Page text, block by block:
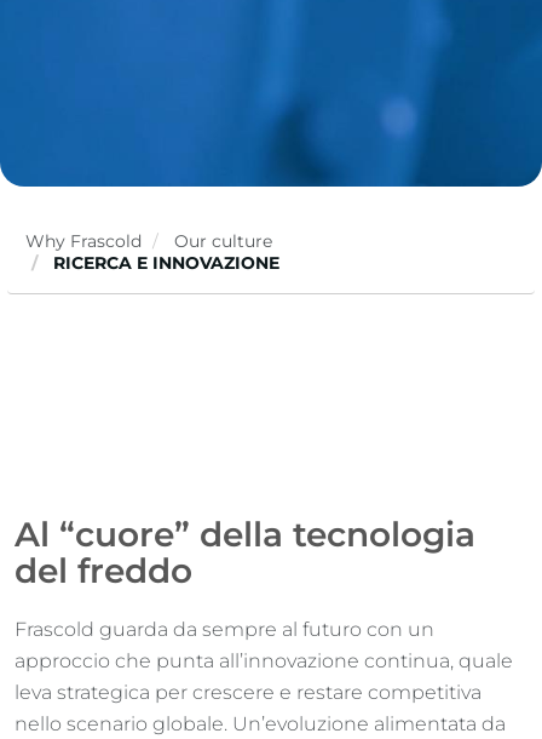
Why Frascold
Our culture
RICERCA E INNOVAZIONE
Al “cuore” della tecnologia
del freddo
Frascold guarda da sempre al futuro con un
approccio che punta all’innovazione continua, quale
leva strategica per crescere e restare competitiva
nello scenario globale. Un’evoluzione alimentata da